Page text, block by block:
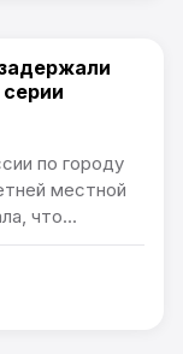
по городу
местной
что...